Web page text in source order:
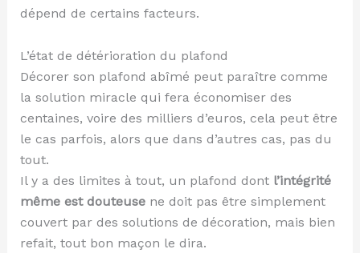
dépend de certains facteurs.
L’état de détérioration du plafond
Décorer son plafond abîmé peut paraître comme
la solution miracle qui fera économiser des
centaines, voire des milliers d’euros, cela peut être
le cas parfois, alors que dans d’autres cas, pas du
tout.
Il y a des limites à tout, un plafond dont l’intégrité
même est douteusene doit pas être simplement
couvert par des solutions de décoration, mais bien
refait, tout bon maçon le dira.